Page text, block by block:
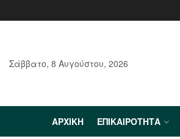
Σάββατο, 8 Αυγούστου, 2026
ΑΡΧΙΚΉ ΕΠΙΚΑΙΡΌΤΗΤΑ